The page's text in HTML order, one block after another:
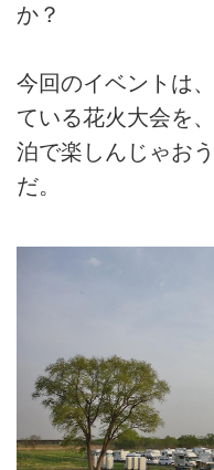
か？
今回のイベントは
ている花火大会を
泊で楽しんじゃお
だ。